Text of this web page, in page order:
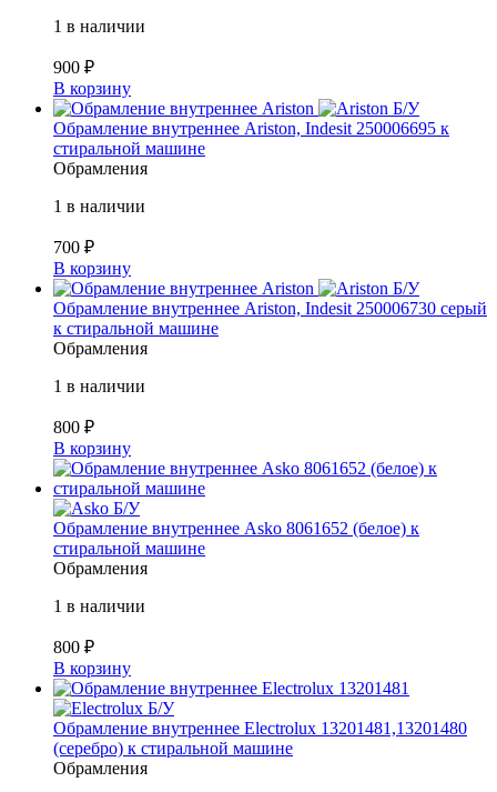
1 в наличии
900 ₽
В корзину
Б/У
Обрамление внутреннее Ariston, Indesit 250006695 к
стиральной машине
Обрамления
1 в наличии
700 ₽
В корзину
Б/У
Обрамление внутреннее Ariston, Indesit 250006730 серый
к стиральной машине
Обрамления
1 в наличии
800 ₽
В корзину
Б/У
Обрамление внутреннее Asko 8061652 (белое) к
стиральной машине
Обрамления
1 в наличии
800 ₽
В корзину
Б/У
Обрамление внутреннее Electrolux 13201481,13201480
(серебро) к стиральной машине
Обрамления